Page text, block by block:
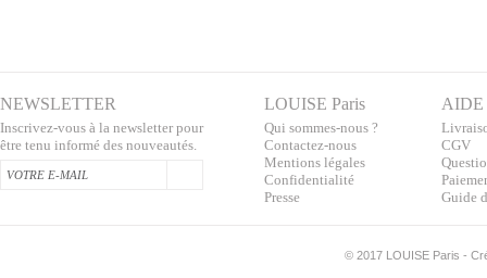
NEWSLETTER
Inscrivez-vous à la newsletter pour
être tenu informé des nouveautés.
LOUISE Paris
Qui sommes-nous ?
Contactez-nous
Mentions légales
Confidentialité
Presse
AIDE
CGV
Guide
© 2017 LOUISE Paris -